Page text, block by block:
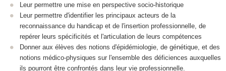
Leur permettre une mise en perspective socio-historique
Leur permettre d'identifier les principaux acteurs de la
reconnaissance du handicap et de l'insertion professionnelle, de
repérer leurs spécificités et l'articulation de leurs compétences
Donner aux élèves des notions d'épidémiologie, de génétique, et des
notions médico-physiques sur l'ensemble des déficiences auxquelles
ils pourront être confrontés dans leur vie professionnelle.